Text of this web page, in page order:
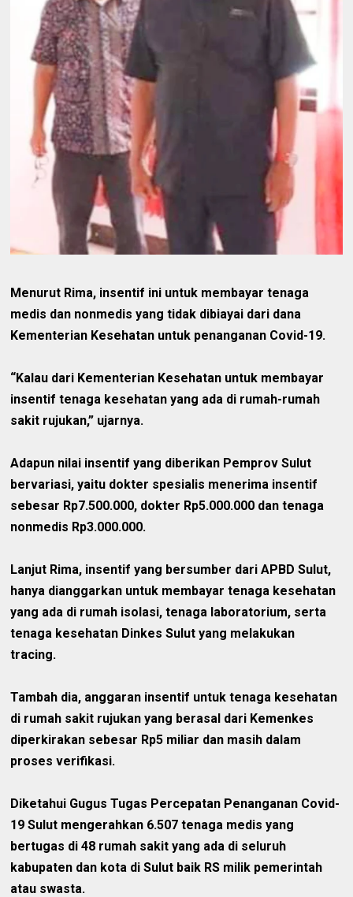
Menurut Rima, insentif ini untuk membayar tenaga
medis dan nonmedis yang tidak dibiayai dari dana
Kementerian Kesehatan untuk penanganan Covid-19.
“Kalau dari Kementerian Kesehatan untuk membayar
insentif tenaga kesehatan yang ada di rumah-rumah
sakit rujukan,” ujarnya.
Adapun nilai insentif yang diberikan Pemprov Sulut
bervariasi, yaitu dokter spesialis menerima insentif
sebesar Rp7.500.000, dokter Rp5.000.000 dan tenaga
nonmedis Rp3.000.000.
Lanjut Rima, insentif yang bersumber dari APBD Sulut,
hanya dianggarkan untuk membayar tenaga kesehatan
yang ada di rumah isolasi, tenaga laboratorium, serta
tenaga kesehatan Dinkes Sulut yang melakukan
tracing.
Tambah dia, anggaran insentif untuk tenaga kesehatan
di rumah sakit rujukan yang berasal dari Kemenkes
diperkirakan sebesar Rp5 miliar dan masih dalam
proses verifikasi.
Diketahui Gugus Tugas Percepatan Penanganan Covid-
19 Sulut mengerahkan 6.507 tenaga medis yang
bertugas di 48 rumah sakit yang ada di seluruh
kabupaten dan kota di Sulut baik RS milik pemerintah
atau swasta.